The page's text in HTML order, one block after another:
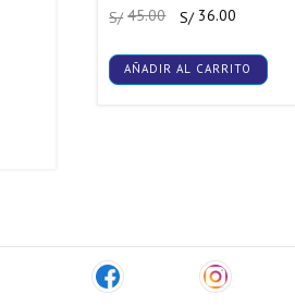
S/ 45.00 S/ 36.00
AÑADIR AL CARRITO